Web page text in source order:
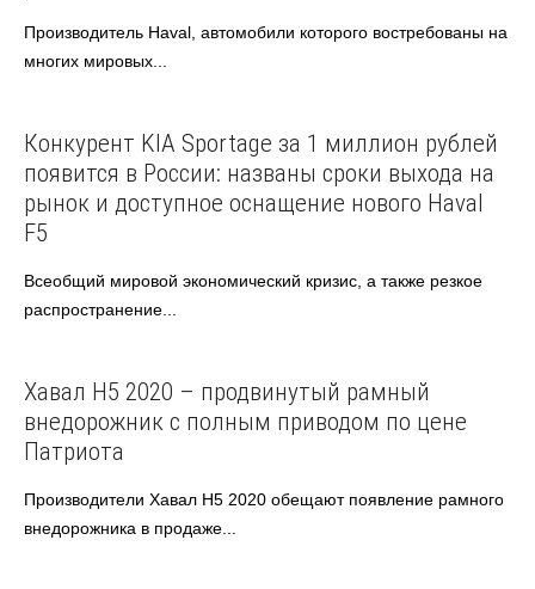
Производитель Haval, автомобили которого востребованы на
многих мировых...
Haval Автоновости
Конкурент KIA Sportage за 1 миллион рублей
появится в России: названы сроки выхода на
рынок и доступное оснащение нового Haval
F5
Всеобщий мировой экономический кризис, а также резкое
распространение...
Haval
Хавал Н5 2020 – продвинутый рамный
внедорожник с полным приводом по цене
Патриота
Производители Хавал Н5 2020 обещают появление рамного
внедорожника в продаже...